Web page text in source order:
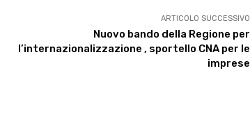
ARTICOLO SUCCESSIVO
Nuovo bando della Regione per
l’internazionalizzazione , sportello CNA per le
imprese